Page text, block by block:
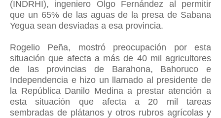
(INDRHI), ingeniero Olgo Fernández al permitir
que un 65% de las aguas de la presa de Sabana
Yegua sean desviadas a esa provincia.
Rogelio Peña, mostró preocupación por esta
situación que afecta a más de 40 mil agricultores
de las provincias de Barahona, Bahoruco e
Independencia e hizo un llamado al presidente de
la República Danilo Medina a prestar atención a
esta situación que afecta a 20 mil tareas
sembradas de plátanos y otros rubros agrícolas y